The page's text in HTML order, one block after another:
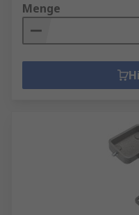
Menge